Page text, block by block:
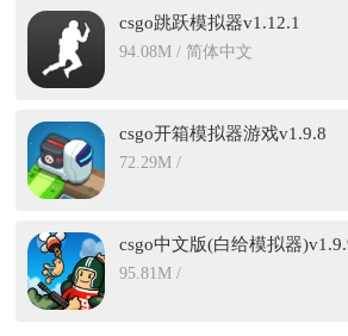
csgo跳跃模拟器v1.12.1
94.08M / 简体中文
csgo开箱模拟器游戏v1.9.8
72.29M /
csgo中文版(白给模拟器
95.81M /